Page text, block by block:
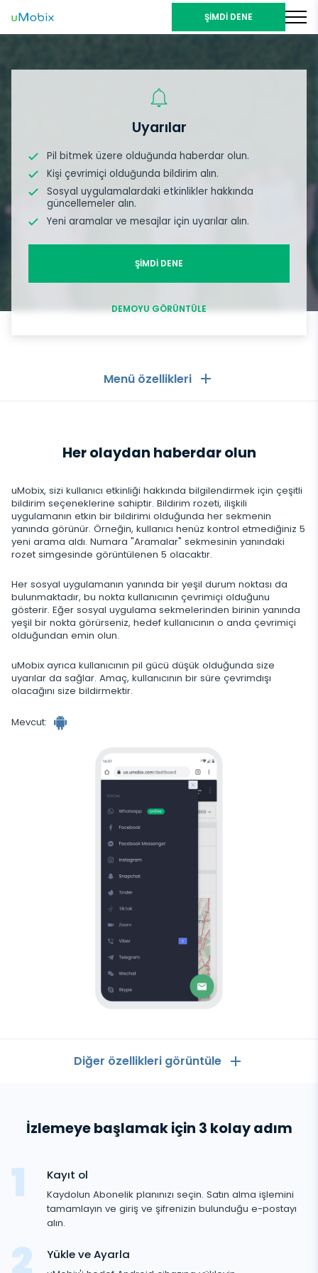
ŞİMDİ DENE
Uyarılar
Pil bitmek üzere olduğunda haberdar olun.
Kişi çevrimiçi olduğunda bildirim alın.
Sosyal uygulamalardaki etkinlikler hakkında
güncellemeler alın.
Yeni aramalar ve mesajlar için uyarılar alın.
ŞİMDİ DENE
DEMOYU GÖRÜNTÜLE
Menü özellikleri
Arama kayıtları
Telefona Gelen SMS Görme
GPS konumu
Bildirimler
Cihaz bilgisi
Mesajlaşma Uygulamaları
Mesajlaşma Uygulamaları
WhatsApp
Facebook messenger
Zoom
Viber
Telegram
Wechat
Skype
Kik
Google Sohbet İzleyici
Sosyal Medya
Sosyal Medya
Facebook
Instagram
Snapchat
Tinder
Medya
İnternet
Tarayıcı geçmişi
KAPAT
Her olaydan haberdar olun
uMobix, sizi kullanıcı etkinliği hakkında bilgilendirmek için çeşitli
bildirim seçeneklerine sahiptir. Bildirim rozeti, ilişkili
uygulamanın etkin bir bildirimi olduğunda her sekmenin
yanında görünür. Örneğin, kullanıcı henüz kontrol etmediğiniz 5
yeni arama aldı. Numara "Aramalar" sekmesinin yanındaki
rozet simgesinde görüntülenen 5 olacaktır.
Her sosyal uygulamanın yanında bir yeşil durum noktası da
bulunmaktadır, bu nokta kullanıcının çevrimiçi olduğunu
gösterir. Eğer sosyal uygulama sekmelerinden birinin yanında
yeşil bir nokta görürseniz, hedef kullanıcının o anda çevrimiçi
olduğundan emin olun.
uMobix ayrıca kullanıcının pil gücü düşük olduğunda size
uyarılar da sağlar. Amaç, kullanıcının bir süre çevrimdışı
olacağını size bildirmektir.
Mevcut:
Android
izleyici
Diğer özellikleri görüntüle
Arama kayıtları
Telefona Gelen SMS Görme
GPS konumu
Keylogger
Mesajlaşma Uygulamaları
Mesajlaşma Uygulamaları
WhatsApp
Zoom
Sosyal Medya
Sosyal Medya
Facebook
Medya
Fotoğraf ve Video izleme
İnternet
İzlemeye başlamak için 3 kolay adım
Kayıt ol
Kaydolun Abonelik planınızı seçin. Satın alma işlemini
tamamlayın ve giriş ve şifrenizin bulunduğu e-postayı
alın.
Yükle ve Ayarla